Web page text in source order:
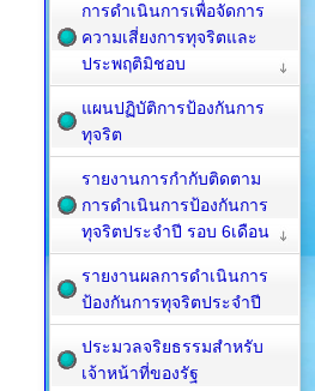
การดำเนินการเพื่อจัดการ
ความเสี่ยงการทุจริตและ
ประพฤติมิชอบ
แผนปฏิบัติการป้องกันการ
ทุจริต
รายงานการกำกับติดตาม
การดำเนินการป้องกันการ
ทุจริตประจำปี รอบ 6เดือน
รายงานผลการดำเนินการ
ป้องกันการทุจริตประจำปี
ประมวลจริยธรรมสำหรับ
เจ้าหน้าที่ของรัฐ